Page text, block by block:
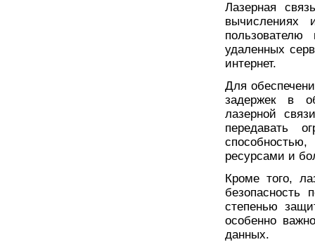
Лазерная
вычислениях
удаленных
интернет.
Для
задержек в
лазерной
передавать
ресурсами и
Кроме того,
степенью
особенно
данных.